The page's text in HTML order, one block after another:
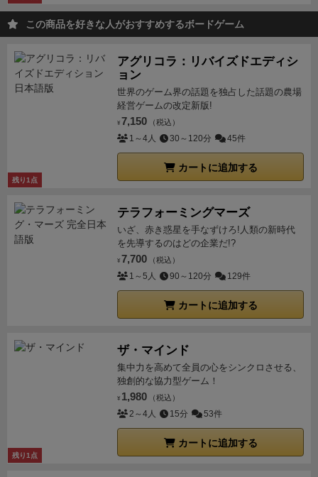
この商品を好きな人がおすすめするボードゲーム
残り1点
アグリコラ：リバイズドエディシ
ョン
世界のゲーム界の話題を独占した話題の農場
経営ゲームの改定新版!
¥ 7,150 （税込）
1～4人 30～120分 45件
カートに追加する
テラフォーミングマーズ
いざ、赤き惑星を手なずけろ!人類の新時代
を先導するのはどの企業だ!?
¥ 7,700 （税込）
1～5人 90～120分 129件
カートに追加する
残り1点
ザ・マインド
集中力を高めて全員の心をシンクロさせる、
独創的な協力型ゲーム！
¥ 1,980 （税込）
2～4人 15分 53件
カートに追加する